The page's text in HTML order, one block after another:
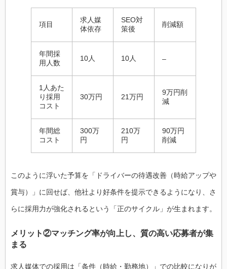
項目
求人媒
体依存
SEO対
策後
削減額
年間採
用人数
10人 10人 –
1人あた
り採用
コスト
30万円 21万円
9万円削
減
年間総
コスト
300万
円
210万
円
90万円
削減
このように浮いた予算を「ドライバーの待遇改善（時給アップや
賞与）」に回せば、他社より好条件を提示できるようになり、さ
らに採用力が強化されるという「正のサイクル」が生まれます。
メリット②マッチング率が向上し、質の高い応募者が集
まる
求人媒体での採用は「条件（時給・勤務地）」での比較になりが